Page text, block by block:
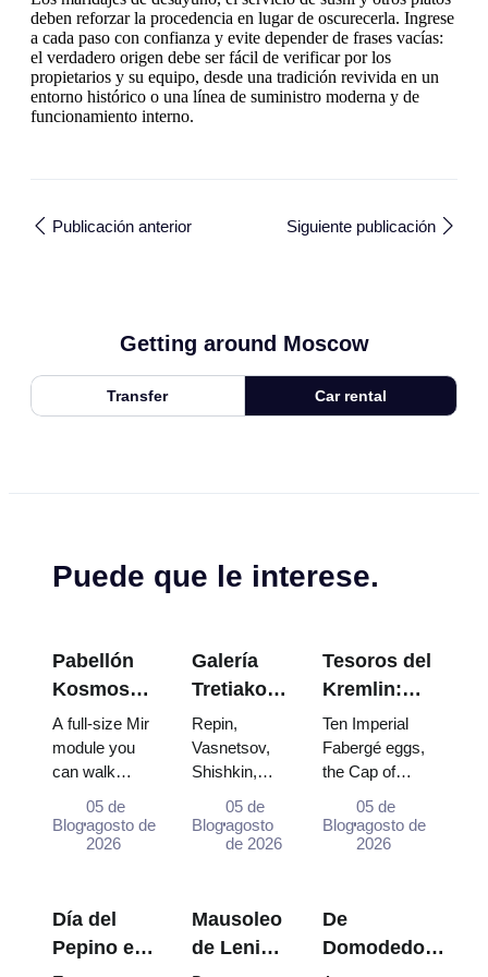
deben reforzar la procedencia en lugar de oscurecerla. Ingrese
a cada paso con confianza y evite depender de frases vacías:
el verdadero origen debe ser fácil de verificar por los
propietarios y su equipo, desde una tradición revivida en un
entorno histórico o una línea de suministro moderna y de
funcionamiento interno.
Publicación anterior Siguiente publicación
Getting around Moscow
Transfer Car rental
Puede que le interese.
Pabellón
Kosmos
en VDNKh:
Dentro de
la
Exposición
Espacial
Rusia
A full-size Mir
module you
can walk
Energia–
Buran model,
capsules and
120 pieces of
flight...
Blog
05 de
agosto de
2026
Galería
Tretiakov:
Las obras
maestras
que valen
la pena
planear el
Repin,
Vasnetsov,
Shishkin,
and Surikov
— the works
where they
hang, and
Blog
05 de
agosto
de 2026
Tesoros del
Kremlin:
Huevos
Fabergé,
Tronos y
Túnicas de
Coronación
Ten Imperial
Fabergé eggs,
the Cap of
double throne of
two boy tsars
of Catherine...
Blog
05 de
agosto de
2026
Día del
Pepino en
Mausoleo
de Lenin:
De
Domodedovo